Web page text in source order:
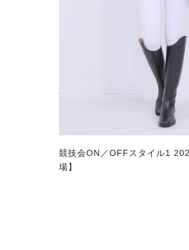
競技会ON／OFFスタイル1
場】